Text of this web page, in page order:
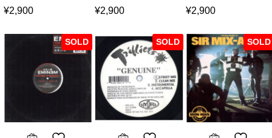
¥2,900 ¥2,900 ¥2,900
SOLD SOLD SOLD